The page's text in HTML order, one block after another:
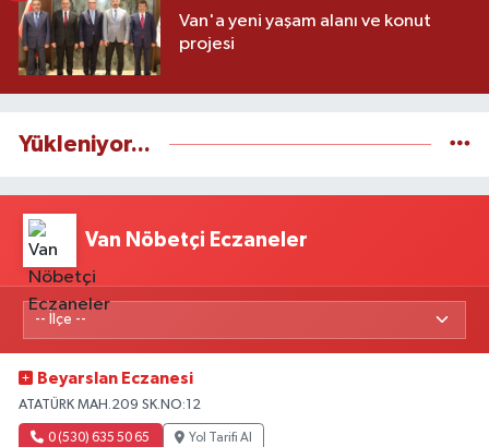
Van'a yeni yaşam alanı ve konut
projesi
Yükleniyor...
Van Nöbetçi Eczaneler
Beyarslan Eczanesi
ATATÜRK MAH.209 SK.NO:12
0 (530) 635 50 65 Yol Tarifi Al